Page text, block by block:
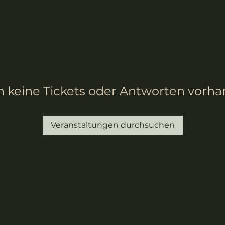
keine Tickets oder Antworten
Veranstaltungen durchsuchen